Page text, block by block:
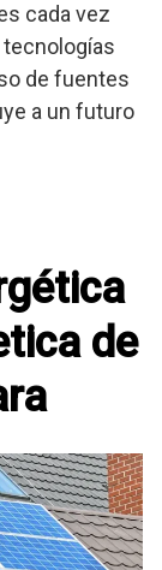
cada vez
de fuentes
a un futuro
de